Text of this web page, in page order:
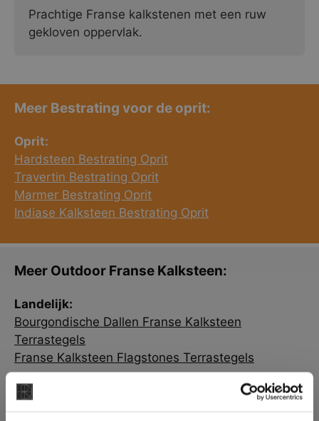
Prachtige Franse kalkstenen met een ruw
gekloven oppervlak.
Meer Bestrating voor de oprit:
Oprit:
Hardsteen Bestrating Oprit
Travertin Bestrating Oprit
Marmer Bestrating Oprit
Indiase Kalksteen Bestrating Oprit
Meer Outdoor Franse Kalksteen:
Landelijk:
Bourgondische Dallen Franse Kalksteen
Terrastegels
Franse Kalksteen Flagstones Terrastegels
Split:
Franse Kalksteen Split